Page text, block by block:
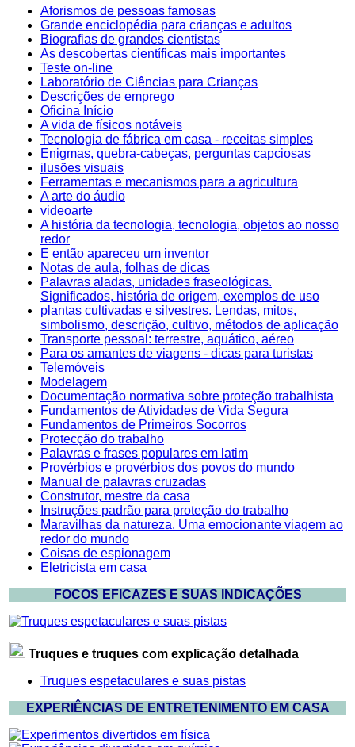
Aforismos de pessoas famosas
Grande enciclopédia para crianças e adultos
Biografias de grandes cientistas
As descobertas científicas mais importantes
Teste on-line
Laboratório de Ciências para Crianças
Descrições de emprego
Oficina Início
A vida de físicos notáveis
Tecnologia de fábrica em casa - receitas simples
Enigmas, quebra-cabeças, perguntas capciosas
ilusões visuais
Ferramentas e mecanismos para a agricultura
A arte do áudio
videoarte
A história da tecnologia, tecnologia, objetos ao nosso
redor
E então apareceu um inventor
Notas de aula, folhas de dicas
Palavras aladas, unidades fraseológicas.
Significados, história de origem, exemplos de uso
plantas cultivadas e silvestres. Lendas, mitos,
simbolismo, descrição, cultivo, métodos de aplicação
Transporte pessoal: terrestre, aquático, aéreo
Para os amantes de viagens - dicas para turistas
Telemóveis
Modelagem
Documentação normativa sobre proteção trabalhista
Fundamentos de Atividades de Vida Segura
Fundamentos de Primeiros Socorros
Protecção do trabalho
Palavras e frases populares em latim
Provérbios e provérbios dos povos do mundo
Manual de palavras cruzadas
Construtor, mestre da casa
Instruções padrão para proteção do trabalho
Maravilhas da natureza. Uma emocionante viagem ao
redor do mundo
Coisas de espionagem
Eletricista em casa
FOCOS EFICAZES E SUAS INDICAÇÕES
Truques e truques com explicação detalhada
Truques espetaculares e suas pistas
EXPERIÊNCIAS DE ENTRETENIMENTO EM CASA